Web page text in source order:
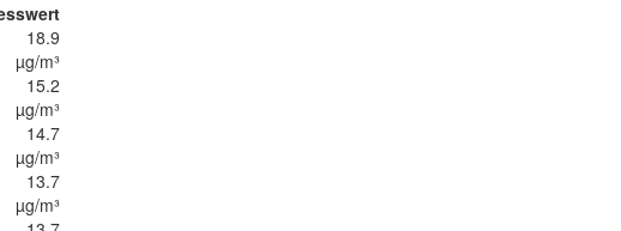
18.9
µg/m³
15.2
µg/m³
14.7
µg/m³
13.7
µg/m³